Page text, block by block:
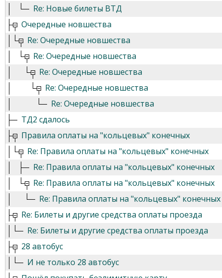
Re: Новые билеты ВТД
Очередные новшества
Re: Очередные новшества
Re: Очередные новшества
Re: Очередные новшества
Re: Очередные новшества
Re: Очередные новшества
ТД2 сдалось
Правила оплаты на "кольцевых" конечных
Re: Правила оплаты на "кольцевых" конечных
Re: Правила оплаты на "кольцевых" конечных
Re: Правила оплаты на "кольцевых" конечных
Re: Правила оплаты на "кольцевых" конечных
Re: Билеты и другие средства оплаты проезда
Re: Билеты и другие средства оплаты проезда
28 автобус
И не только 28 автобус